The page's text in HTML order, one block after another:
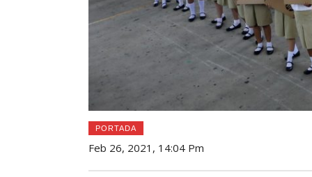
PORTADA
Feb 26, 2021, 14:04 Pm